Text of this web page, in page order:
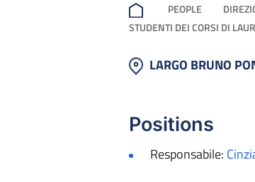
PEOPLE
STUDENTI DEI CORSI DI
LARGO BRUNO
Positions
Responsabile: